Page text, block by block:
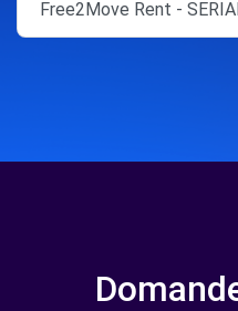
Free2Move Rent -